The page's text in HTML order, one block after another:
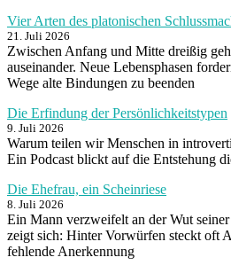
Vier Arten des platonischen
21. Juli 2026
Zwischen Anfang und Mitte dreißig
auseinander. Neue Lebensphasen
Wege alte Bindungen zu beenden
Die Erfindung der Persönlichkeitstypen
9. Juli 2026
Warum teilen wir Menschen in
Ein Podcast blickt auf die Entstehung
Die Ehefrau, ein Scheinriese
8. Juli 2026
Ein Mann verzweifelt an der Wut
zeigt sich: Hinter Vorwürfen steckt oft
fehlende Anerkennung